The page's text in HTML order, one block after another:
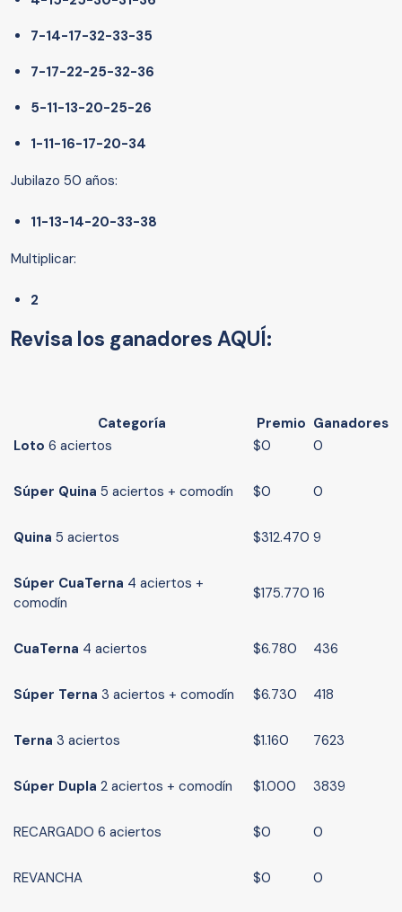
7-14-17-32-33-35
7-17-22-25-32-36
5-11-13-20-25-26
1-11-16-17-20-34
Jubilazo 50 años:
11-13-14-20-33-38
Multiplicar:
2
Revisa los ganadores AQUÍ:
Categoría Premio Ganadores
Loto 6 aciertos $0 0
Súper Quina 5 aciertos + comodín $0 0
Quina 5 aciertos $312.470 9
Súper CuaTerna 4 aciertos +
comodín
$175.770 16
CuaTerna 4 aciertos $6.780 436
Súper Terna 3 aciertos + comodín $6.730 418
Terna 3 aciertos $1.160 7623
Súper Dupla 2 aciertos + comodín $1.000 3839
RECARGADO 6 aciertos $0 0
REVANCHA $0 0